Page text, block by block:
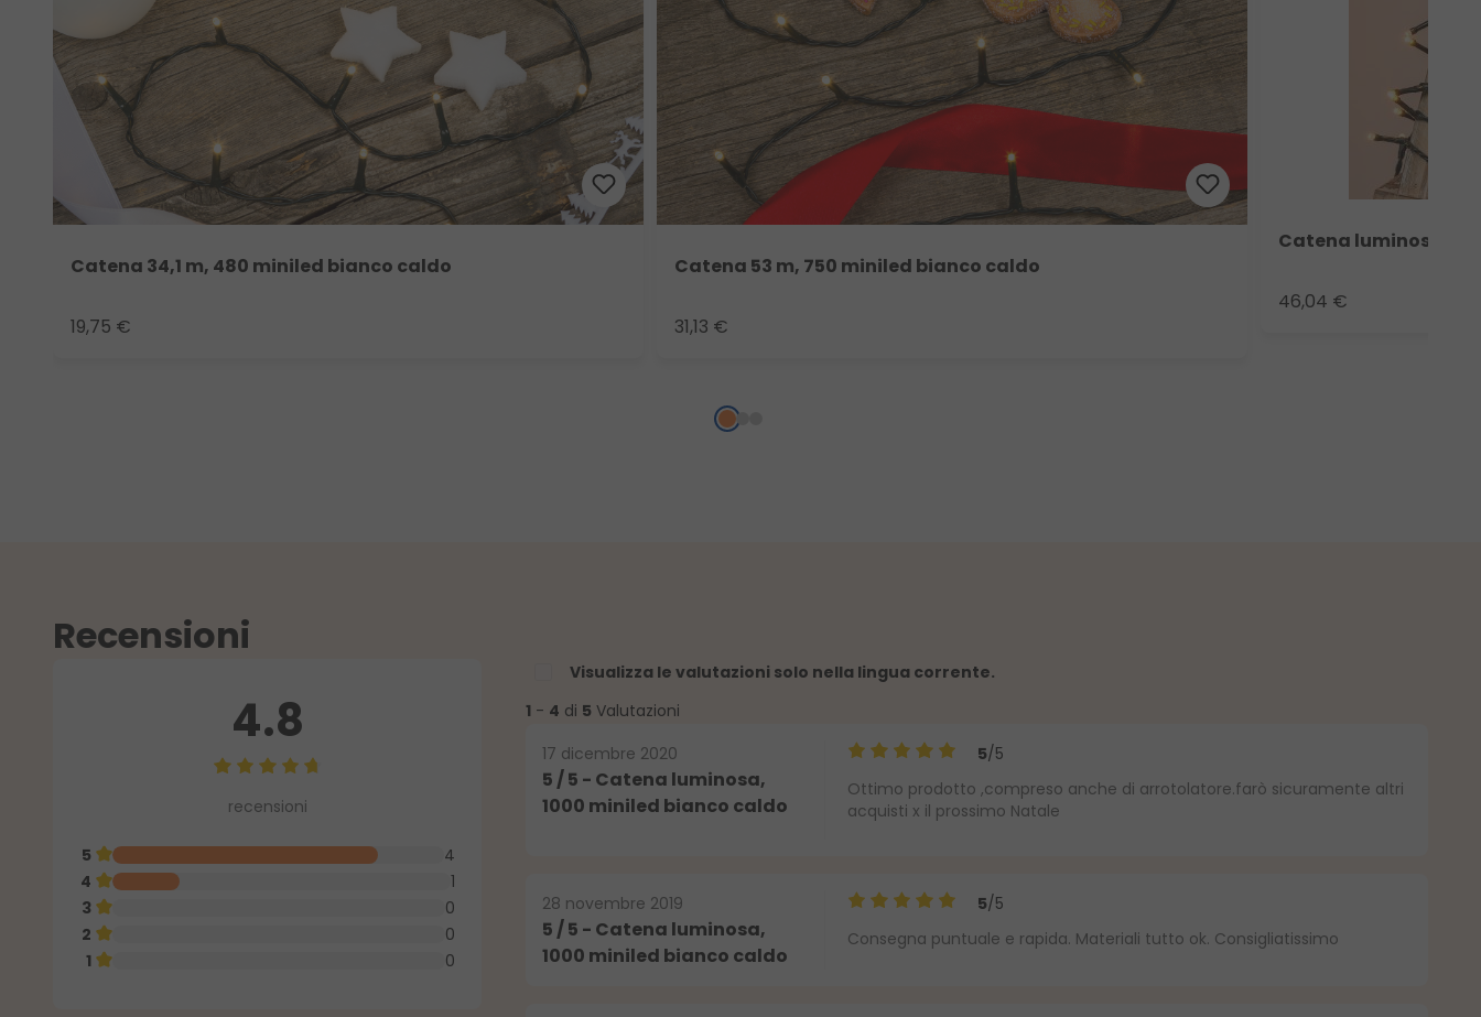
Catena 34,1 m, 480 miniled bianco caldo
19,75 €
Catena 53 m, 750 miniled bianco caldo
31,13 €
Catena luminosa,
46,04 €
Recensioni
4.8
Valutazione media di 4.8 su 5 stelle
recensioni
5
4
4
1
3
0
2
0
1
0
Visualizza le valutazioni solo nella lingua corrente.
1 - 4 di 5 Valutazioni
17 dicembre 2020
5 / 5 - Catena luminosa,
1000 miniled bianco caldo
Valutazione media di 5 su 5 stelle
5/5
Ottimo prodotto ,compreso anche di arrotolatore.farò sicuramente altri
acquisti x il prossimo Natale
28 novembre 2019
5 / 5 - Catena luminosa,
1000 miniled bianco caldo
Valutazione media di 5 su 5 stelle
5/5
Consegna puntuale e rapida. Materiali tutto ok. Consigliatissimo